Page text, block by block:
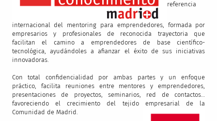
referencia
internacional del mentoring para emprendedores, formada por
empresarios y profesionales de reconocida trayectoria que
facilitan el camino a emprendedores de base científico-
tecnológica, ayudándoles a afianzar el éxito de sus iniciativas
innovadoras.
Con total confidencialidad por ambas partes y un enfoque
práctico, facilita reuniones entre mentores y emprendedores,
presentaciones de proyectos, seminarios, red de contactos…
favoreciendo el crecimiento del tejido empresarial de la
Comunidad de Madrid.